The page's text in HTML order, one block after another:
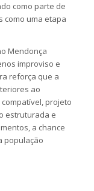
como parte de
como uma etapa
Mendonça
improviso e
reforça que a
ao
projeto
estruturada e
a chance
população